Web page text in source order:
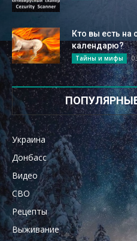
Кто вы есть
календарю?
Тайны и мифы
Украина
Донбасс
Видео
СВО
Рецепты
Выживание